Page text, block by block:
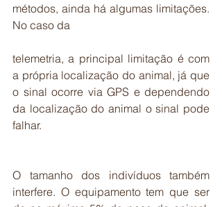
métodos, ainda há algumas limitações.
No caso da
telemetria, a principal limitação é com
a própria localização do animal, já que
o sinal ocorre via GPS e dependendo
da localização do animal o sinal pode
falhar.
O tamanho dos indivíduos também
interfere. O equipamento tem que ser